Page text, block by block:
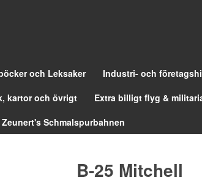
och Leksaker
Industri- och
kartor och övrigt Extra billigt flyg &
Zeunert's Schmalspurbahnen
B-25 Mitchell